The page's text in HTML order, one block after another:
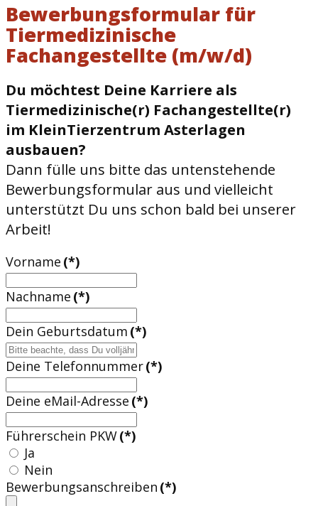
Bewerbungsformular für
Tiermedizinische
Fachangestellte (m/w/d)
Du möchtest Deine Karriere als
Tiermedizinische(r) Fachangestellte(r)
im KleinTierzentrum Asterlagen
ausbauen?
Dann fülle uns bitte das untenstehende
Bewerbungsformular aus und vielleicht
unterstützt Du uns schon bald bei unserer
Arbeit!
Vorname (*)
Nachname (*)
Dein Geburtsdatum (*)
Deine Telefonnummer(*)
Deine eMail-Adresse (*)
Führerschein PKW(*)
Ja
Nein
Bewerbungsanschreiben (*)